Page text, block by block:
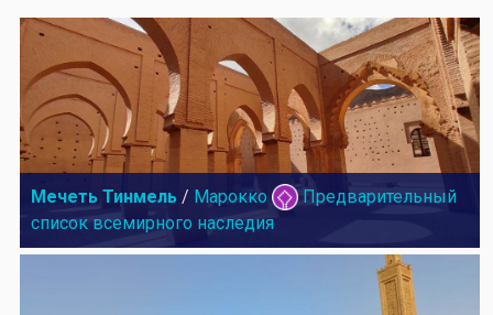
Мечеть Тинмель / Марокко
Предварительный
список всемирного наследия